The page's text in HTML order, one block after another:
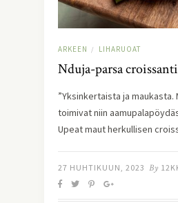
ARKEEN / LIHARUOAT
Nduja-parsa
”Yksinkertaista ja
toimivat niin
Upeat maut herkullisen
27 HUHTIKUUN, 2023 By